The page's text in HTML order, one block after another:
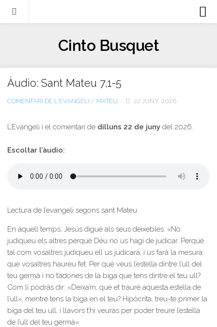
Llibres
Escrits-articles
Notícies
Contacte
Cinto Busquet
Àudio: Sant Mateu 7,1-5
COMENTARI DE L'EVANGELI / MATEU 22 JUNY, 2026
L’Evangeli i el comentari de dilluns 22 de juny del 2026.
Escoltar l’àudio:
Lectura de l’evangeli segons sant Mateu
En aquell temps, Jesús digué als seus deixebles: «No
judiqueu els altres perquè Déu no us hagi de judicar. Perquè
tal com vosaltres judiqueu ell us judicarà, i us farà la mesura
que vosaltres haureu fet. Per què veus l’estella dintre l’ull del
teu germà i no t’adones de la biga que tens dintre el teu ull?
Com li podràs dir: «Deixa’m, que et trauré aquesta estella de
l’ull», mentre tens la biga en el teu? Hipòcrita, treu-te primer la
biga del teu ull, i llavors t’hi veuràs per poder treure l’estella
de l’ull del teu germà».